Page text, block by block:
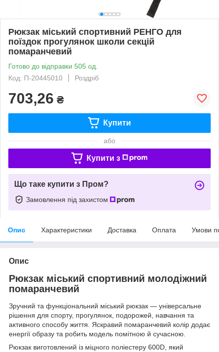
Рюкзак міський спортивний РЕНГО для
поїздок прогулянок школи секцій
помаранчевий
Готово до відправки 505 од.
Код: П-20445010
Роздріб
703,26 ₴
Купити
або
Купити з
Що таке купити з Пром?
Замовлення під захистом
Опис Характеристики Доставка Оплата Умови
Опис
Рюкзак міський спортивний молодіжний
помаранчевий
Зручний та функціональний міський рюкзак — універсальне
рішення для спорту, прогулянок, подорожей, навчання та
активного способу життя. Яскравий помаранчевий колір додає
енергії образу та робить модель помітною й сучасною.
Рюкзак виготовлений із міцного поліестеру 600D, який